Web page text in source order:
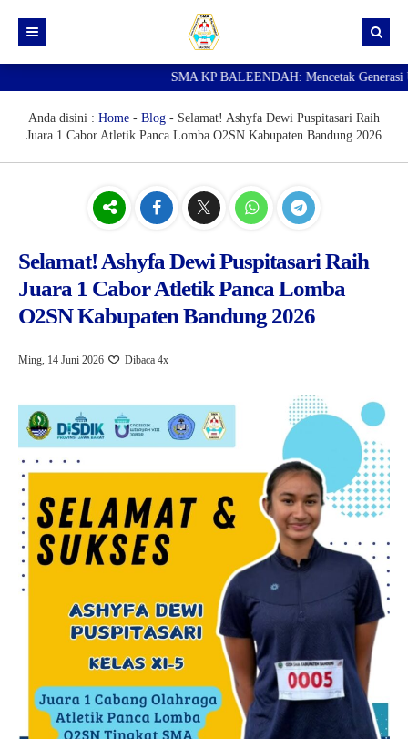
Berita
SNBP
SMA KP BALEENDAH: Mencetak Generasi
Anda disini : Home - Blog - Selamat! Ashyfa Dewi Puspitasari Raih
Juara 1 Cabor Atletik Panca Lomba O2SN Kabupaten Bandung 2026
Selamat! Ashyfa Dewi Puspitasari Raih
Juara 1 Cabor Atletik Panca Lomba
O2SN Kabupaten Bandung 2026
Ming, 14 Juni 2026 Dibaca 4x